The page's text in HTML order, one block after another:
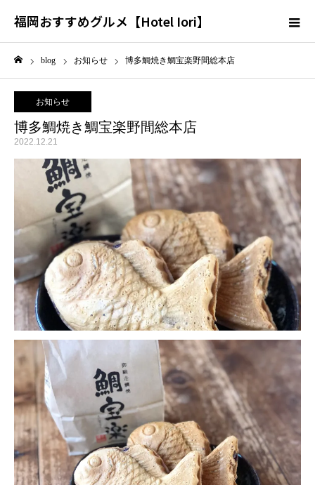
福岡おすすめグルメ【Hotel Iori】
blog お知らせ 博多鯛焼き鯛宝楽野間総本店
お知らせ
博多鯛焼き鯛宝楽野間総本店
2022.12.21